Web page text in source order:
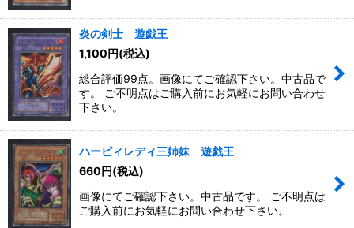
炎の剣士 遊戯王
1,100円(税込)
総合評価99点。画像にてご確認下さい。中古品で
す。 ご不明点はご購入前にお気軽にお問い合わせ
下さい。
ハーピィレディ三姉妹 遊戯王
660円(税込)
画像にてご確認下さい。中古品です。 ご不明点は
ご購入前にお気軽にお問い合わせ下さい。